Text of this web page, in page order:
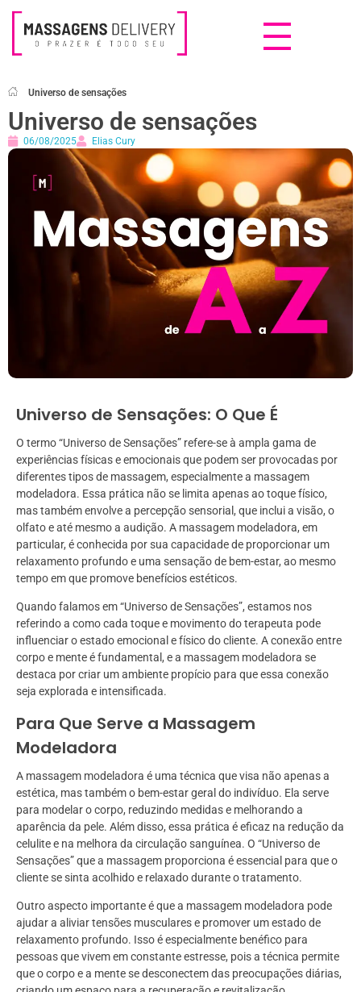
Universo de sensações
Universo de sensações
06/08/2025 Elias Cury
Universo de Sensações: O Que É
O termo “Universo de Sensações” refere-se à ampla gama de
experiências físicas e emocionais que podem ser provocadas por
diferentes tipos de massagem, especialmente a massagem
modeladora. Essa prática não se limita apenas ao toque físico,
mas também envolve a percepção sensorial, que inclui a visão, o
olfato e até mesmo a audição. A massagem modeladora, em
particular, é conhecida por sua capacidade de proporcionar um
relaxamento profundo e uma sensação de bem-estar, ao mesmo
tempo em que promove benefícios estéticos.
Quando falamos em “Universo de Sensações”, estamos nos
referindo a como cada toque e movimento do terapeuta pode
influenciar o estado emocional e físico do cliente. A conexão entre
corpo e mente é fundamental, e a massagem modeladora se
destaca por criar um ambiente propício para que essa conexão
seja explorada e intensificada.
Para Que Serve a Massagem
Modeladora
A massagem modeladora é uma técnica que visa não apenas a
estética, mas também o bem-estar geral do indivíduo. Ela serve
para modelar o corpo, reduzindo medidas e melhorando a
aparência da pele. Além disso, essa prática é eficaz na redução da
celulite e na melhora da circulação sanguínea. O “Universo de
Sensações” que a massagem proporciona é essencial para que o
cliente se sinta acolhido e relaxado durante o tratamento.
Outro aspecto importante é que a massagem modeladora pode
ajudar a aliviar tensões musculares e promover um estado de
relaxamento profundo. Isso é especialmente benéfico para
pessoas que vivem em constante estresse, pois a técnica permite
que o corpo e a mente se desconectem das preocupações diárias,